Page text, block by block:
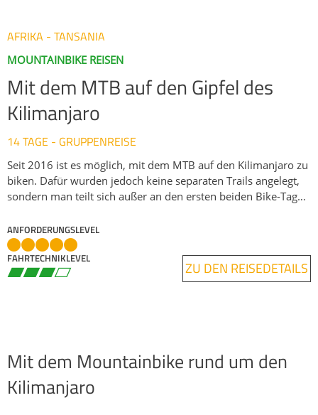
Kontinent auf schöne und authentische Weise zu erleben.
AFRIKA - TANSANIA
MOUNTAINBIKE REISEN
Mit dem MTB auf den Gipfel des
Kilimanjaro
14 TAGE - GRUPPENREISE
Seit 2016 ist es möglich, mit dem MTB auf den Kilimanjaro zu
biken. Dafür wurden jedoch keine separaten Trails angelegt,
sondern man teilt sich außer an den ersten beiden Bike-Tagen
Horombo Hütte begegnet man kaum anderen Menschen. An
den weiteren drei Tagen nutzen wir diesselben Unterkünfte
wie die Wanderer. Die Wegbeschaffenheit reicht von
Waldwegen über Wurzel- und Felstrails zu Grasfeldern und in
MTB Strecke erst um Afrikas höchsten Vulkan herum. Dabei
geht es auf steinigen Pisten durch Regenwälder, Dörfer der
Chagga und Meru sowie in die wildreiche Savanne der Massai.
Der zweite Teil der Radreise führt dann hinauf auf Afrikas
ANFORDERUNGSLEVEL
FAHRTECHNIKLEVEL
ZU DEN REISEDETAILS
Mit dem Mountainbike rund um den
Kilimanjaro